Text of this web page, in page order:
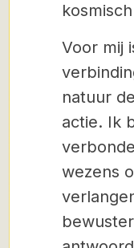
Voor mij
natuur
actie. Ik
wezens